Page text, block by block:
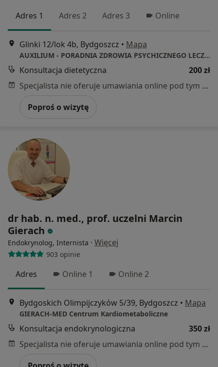
Adres 1 Adres 2 Adres 3 Online
Glinki 12/lok 4b, Bydgoszcz • Mapa
AUXILIUM - PORADNIA ZDROWIA PSYCHICZNEGO LECZENIA OTYŁOŚCI I ZABURZEŃ ODŻYWIANIA
Konsultacja dietetyczna
200 zł
Specjalista nie oferuje umawiania online pod tym adresem.
Poproś o wizytę
dr hab. n. med., prof. uczelni Marcin
Gierach
Endokrynolog, Internista · Więcej
903 opinie
Adres Online 1 Online 2
Bydgoskich Olimpijczyków 5/39, Bydgoszcz • Mapa
GIERACH-MED Centrum Kardiometaboliczne
Konsultacja endokrynologiczna
350 zł
Specjalista nie oferuje umawiania online pod tym adresem.